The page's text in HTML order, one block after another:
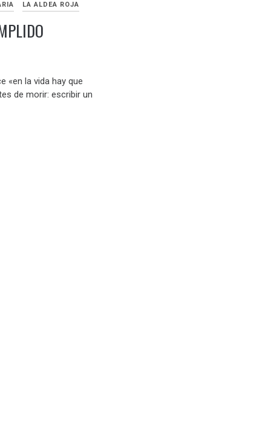
LA ALDEA ROJA
«en la vida hay que
de morir: escribir un